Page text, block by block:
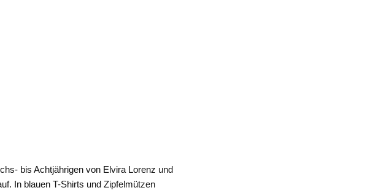
bis Achtjährigen von Elvira Lorenz und
In blauen T-Shirts und Zipfelmützen